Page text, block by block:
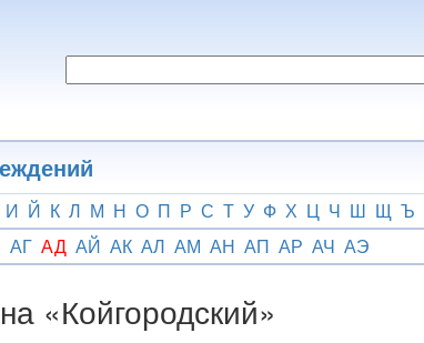
И Й К Л М Н О П Р С Т У Ф Х Ц Ч Ш Щ Ъ
АГ АД АЙ АК АЛ АМ АН АП АР АЧ АЭ
«Койгородский»